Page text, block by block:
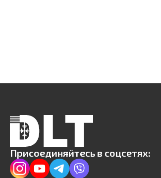
Присоединяйтесь в соцсетях: